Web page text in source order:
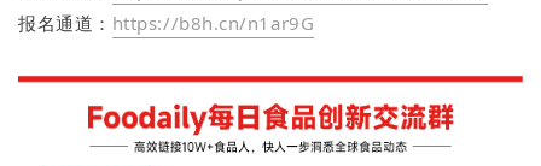
报名通道： https://b8h.cn/n1ar9G